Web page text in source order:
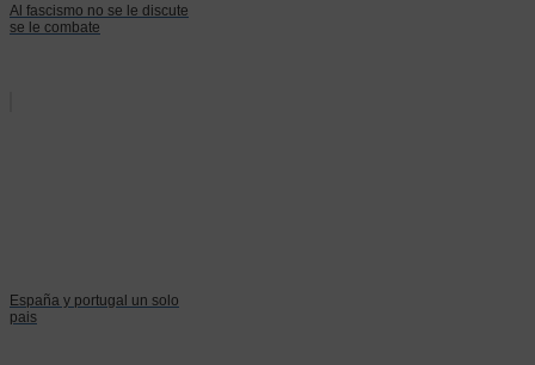
Al fascismo no se le discute
se le combate
España y portugal un solo
pais